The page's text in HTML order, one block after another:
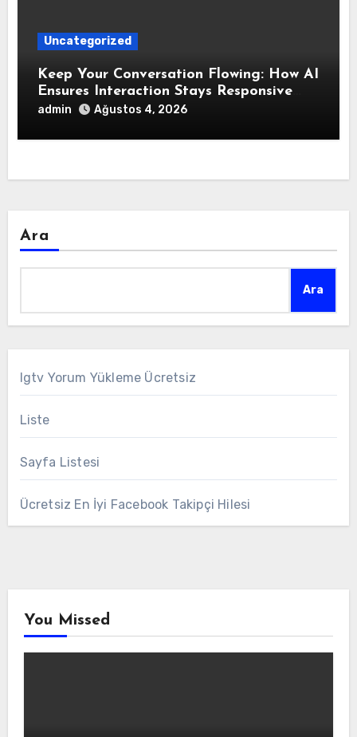
Uncategorized
Keep Your Conversation Flowing: How AI
Ensures Interaction Stays Responsive
During Dialogue
admin Ağustos 4, 2026
Ara
Ara
Igtv Yorum Yükleme Ücretsiz
Liste
Sayfa Listesi
Ücretsiz En İyi Facebook Takipçi Hilesi
You Missed